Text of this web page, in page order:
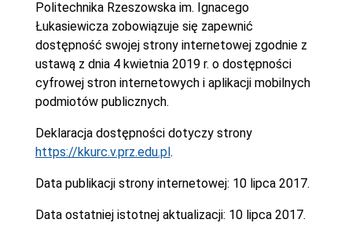
Politechnika Rzeszowska im. Ignacego
Łukasiewiczazobowiązuje się zapewnić
dostępność swojej strony internetowej zgodnie z
ustawą z dnia 4 kwietnia 2019 r. o dostępności
cyfrowej stron internetowych i aplikacji mobilnych
podmiotów publicznych.
Deklaracja dostępności dotyczy strony
https://kkurc.v.prz.edu.pl.
Data publikacji strony internetowej: 10 lipca 2017.
Data ostatniej istotnej aktualizacji: 10 lipca 2017.